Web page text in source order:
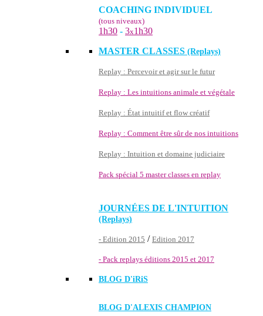
COACHING INDIVIDUEL
(tous niveaux)
1h30 - 3x1h30
MASTER CLASSES (Replays)
Replay : Percevoir et agir sur le futur
Replay : Les intuitions animale et végétale
Replay : État intuitif et flow créatif
Replay : Comment être sûr de nos intuitions
Replay : Intuition et domaine judiciaire
Pack spécial 5 master classes en replay
JOURNÉES DE L'INTUITION
(Replays)
- Edition 2015 / Edition 2017
- Pack replays éditions 2015 et 2017
BLOG D'iRiS
BLOG D'ALEXIS CHAMPION